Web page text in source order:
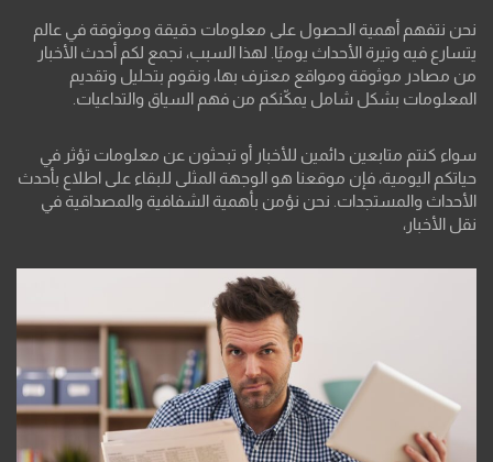
نحن نتفهم أهمية الحصول على معلومات دقيقة وموثوقة في عالم
يتسارع فيه وتيرة الأحداث يوميًا. لهذا السبب، نجمع لكم أحدث الأخبار
من مصادر موثوقة ومواقع معترف بها، ونقوم بتحليل وتقديم
المعلومات بشكل شامل يمكّنكم من فهم السياق والتداعيات.
سواء كنتم متابعين دائمين للأخبار أو تبحثون عن معلومات تؤثر في
حياتكم اليومية، فإن موقعنا هو الوجهة المثلى للبقاء على اطلاع بأحدث
الأحداث والمستجدات. نحن نؤمن بأهمية الشفافية والمصداقية في
نقل الأخبار،